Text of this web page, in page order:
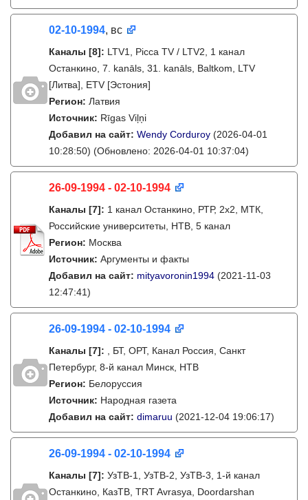
02-10-1994, вс
Каналы [8]: LTV1, Picca TV / LTV2, 1 канал
Останкино, 7. kanāls, 31. kanāls, Baltkom, LTV
[Литва], ETV [Эстония]
Регион: Латвия
Источник: Rīgas Viļņi
Добавил на сайт: Wendy Corduroy (2026-04-01
10:28:50) (Обновлено: 2026-04-01 10:37:04)
26-09-1994 - 02-10-1994
Каналы [7]: 1 канал Останкино, РТР, 2х2, МТК,
Российские университеты, НТВ, 5 канал
Регион: Москва
Источник: Аргументы и факты
Добавил на сайт: mityavoronin1994 (2021-11-03
12:47:41)
26-09-1994 - 02-10-1994
Каналы [7]:
, БТ, ОРТ, Канал Россия, Санкт
Петербург, 8-й канал Минск, НТВ
Регион: Белоруссия
Источник: Народная газета
Добавил на сайт: dimaruu (2021-12-04 19:06:17)
26-09-1994 - 02-10-1994
Каналы [7]: УзТВ-1, УзТВ-2, УзТВ-3, 1-й канал
Останкино, КазТВ, TRT Avrasya, Doordarshan